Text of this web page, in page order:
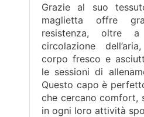
Grazie al suo
maglietta offre
resistenza, oltre
circolazione
corpo fresco e
le sessioni di
Questo capo è
che cercano comfort,
in ogni loro attività